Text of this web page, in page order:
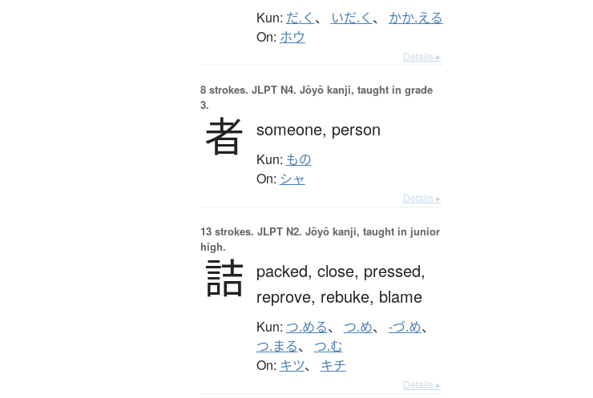
Kun: だ.く 、 いだ.く 、 かか.える
On: ホウ
Details ▸
8 strokes. JLPT N4. Jōyō kanji, taught in grade
3.
者 someone, person
Kun: もの
On: シャ
Details ▸
13 strokes. JLPT N2. Jōyō kanji, taught in junior
high.
詰 packed, close, pressed,
reprove, rebuke, blame
Kun: つ.める、 つ.め、 -づ.め、
つ.まる、 つ.む
On: キツ、 キチ
Details ▸